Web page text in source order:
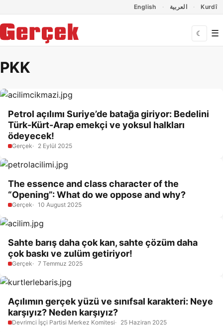
English العربية Kurdî
☾ ☰
PKK
Petrol açılımı Suriye’de batağa giriyor: Bedelini
Türk-Kürt-Arap emekçi ve yoksul halkları
ödeyecek!
Gerçek 2 Eylül 2025
The essence and class character of the
“Opening”: What do we oppose and why?
Gerçek 10 August 2025
Sahte barış daha çok kan, sahte çözüm daha
çok baskı ve zulüm getiriyor!
Gerçek 7 Temmuz 2025
Açılımın gerçek yüzü ve sınıfsal karakteri: Neye
karşıyız? Neden karşıyız?
Devrimci İşçi Partisi Merkez Komitesi 25 Haziran 2025